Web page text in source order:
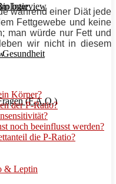
(F.A.Q.)
Interview
während einer Diätjede
Fettgewebe und keine
man würde nur Fettund
wir nicht in diesem
Körper?
der P-Ratio?
noch beeinflusst werden?
die P-Ratio?
& Leptin